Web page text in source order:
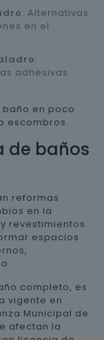
: Alternativas
en el
:
adhesivas
en poco
escombros.
de baños
reformas
en la
revestimientos.
espacios
completo, es
vigente en
Municipal de
afectan la